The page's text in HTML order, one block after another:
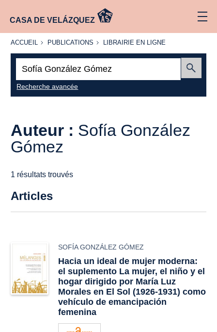
CASA DE VELÁZQUEZ
ACCUEIL
ACCUEIL PUBLICATIONS
PUBLICATIONS
LIBRAIRIE
LIBRAIRIE EN LIGNE
Recherche avancée
Auteur : Sofía González
Gómez
1 résultats trouvés
Articles
SOFÍA GONZÁLEZ GÓMEZ
Hacia un ideal de mujer moderna:
el suplemento La mujer, el niño y el
hogar dirigido por María Luz
Morales en El Sol (1926-1931) como
vehículo de emancipación
femenina